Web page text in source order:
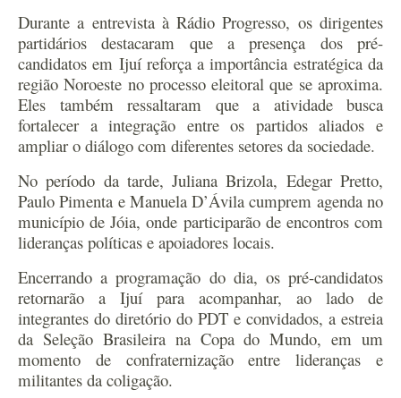
Durante a entrevista à Rádio Progresso, os dirigentes
partidários destacaram que a presença dos pré-
candidatos em Ijuí reforça a importância estratégica da
região Noroeste no processo eleitoral que se aproxima.
Eles também ressaltaram que a atividade busca
fortalecer a integração entre os partidos aliados e
ampliar o diálogo com diferentes setores da sociedade.
No período da tarde, Juliana Brizola, Edegar Pretto,
Paulo Pimenta e Manuela D’Ávila cumprem agenda no
município de Jóia, onde participarão de encontros com
lideranças políticas e apoiadores locais.
Encerrando a programação do dia, os pré-candidatos
retornarão a Ijuí para acompanhar, ao lado de
integrantes do diretório do PDT e convidados, a estreia
da Seleção Brasileira na Copa do Mundo, em um
momento de confraternização entre lideranças e
militantes da coligação.